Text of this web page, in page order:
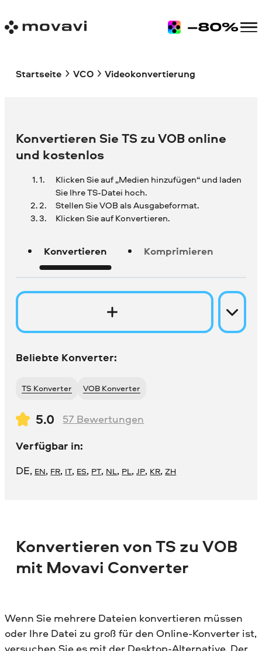
Startseite VCO Videokonvertierung
Konvertieren Sie TS zu VOB online
und kostenlos
Klicken Sie auf „Medien hinzufügen“ und laden
Sie IhreTS-Datei hoch.
Stellen Sie VOB als Ausgabeformat.
Klicken Sie auf Konvertieren.
Konvertieren Komprimieren
Beliebte Konverter:
TS Konverter VOB Konverter
5.0 57 Bewertungen
Verfügbar in:
DE, EN, FR, IT, ES, PT, NL, PL,JP, KR,ZH
Konvertieren von TS zu VOB
mit Movavi Converter
Wenn Sie mehrere Dateien konvertieren müssen
oder Ihre Datei zu groß für den Online-Konverter ist,